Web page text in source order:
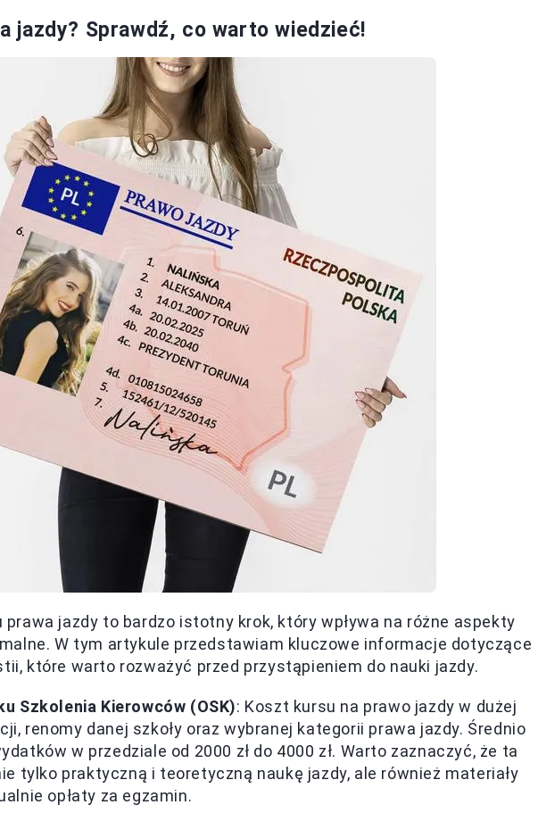
jazdy? Sprawdź, co warto wiedzieć!
jazdy to bardzo istotny krok, który wpływa na różne aspekty
W tym artykule przedstawiam kluczowe informacje dotyczące
które warto rozważyć przed przystąpieniem do nauki jazdy.
Szkolenia Kierowców (OSK): Koszt kursu na prawo jazdy w dużej
renomy danej szkoły oraz wybranej kategorii prawa jazdy. Średnio
w przedziale od 2000 zł do 4000 zł. Warto zaznaczyć, że ta
tylko praktyczną i teoretyczną naukę jazdy, ale również materiały
opłaty za egzamin.